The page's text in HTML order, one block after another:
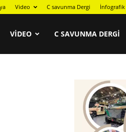
Video C savunma Dergi İnfografik
VIDEO C SAVUNMA DERGI